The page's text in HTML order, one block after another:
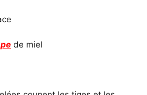
de miel